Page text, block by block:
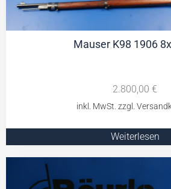
Mauser K98 1906
2.800,00 €
Weiterlesen